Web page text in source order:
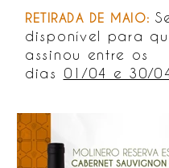
RETIRADA DE MAIO:
disponível para
assinou entre os
dias 01/04 e 30/